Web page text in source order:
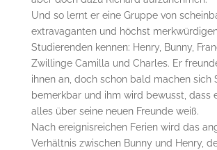
Und so lernt er eine Gruppe von
extravaganten und höchst
Studierenden kennen: Henry, Bunny,
Zwillinge Camilla und Charles. Er
ihnen an, doch schon bald machen sich
bemerkbar und ihm wird bewusst, dass
alles über seine neuen Freunde weiß.
Nach ereignisreichen Ferien wird das
Verhältnis zwischen Bunny und Henry,